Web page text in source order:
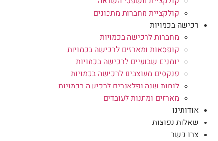
קולקציית מחברות מתכונים
רכישה בכמויות
מחברות לרכישה בכמויות
קופסאות ומארזים לרכישה בכמויות
יומנים שבועיים לרכישה בכמויות
פנקסים מעוצבים לרכישה בכמויות
לוחות שנה ופלאנרים לרכישה בכמויות
מארזים ומתנות לעובדים
אודותינו
שאלות נפוצות
צרו קשר